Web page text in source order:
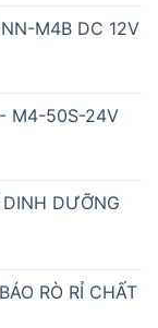
M4B DC 12V
M4-50S-24V
DƯỠNG
RÒ RỈ CHẤT